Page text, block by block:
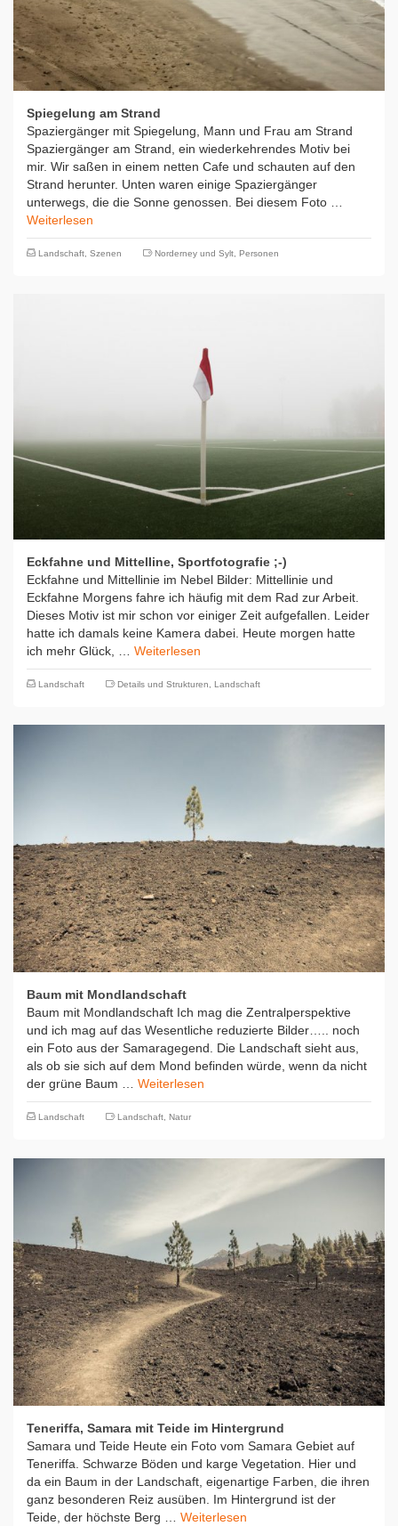
Spiegelung am Strand
Spaziergänger mit Spiegelung, Mann und Frau am Strand
Spaziergänger am Strand, ein wiederkehrendes Motiv bei
mir. Wir saßen in einem netten Cafe und schauten auf den
Strand herunter. Unten waren einige Spaziergänger
unterwegs, die die Sonne genossen. Bei diesem Foto …
Weiterlesen
Landschaft, Szenen Norderney und Sylt, Personen
Eckfahne und Mittelline, Sportfotografie ;-)
Eckfahne und Mittellinie im Nebel Bilder: Mittellinie und
Eckfahne Morgens fahre ich häufig mit dem Rad zur Arbeit.
Dieses Motiv ist mir schon vor einiger Zeit aufgefallen. Leider
hatte ich damals keine Kamera dabei. Heute morgen hatte
ich mehr Glück, … Weiterlesen
Landschaft Details und Strukturen Landschaft
Baum mit Mondlandschaft
Baum mit Mondlandschaft Ich mag die Zentralperspektive
und ich mag auf das Wesentliche reduzierte Bilder….. noch
ein Foto aus der Samaragegend. Die Landschaft sieht aus,
als ob sie sich auf dem Mond befinden würde, wenn da nicht
der grüne Baum … Weiterlesen
Landschaft Landschaft, Natur
Teneriffa, Samara mit Teide im Hintergrund
Samara und Teide Heute ein Foto vom Samara Gebiet auf
Teneriffa. Schwarze Böden und karge Vegetation. Hier und
da ein Baum in der Landschaft, eigenartige Farben, die ihren
ganz besonderen Reiz ausüben. Im Hintergrund ist der
Teide, der höchste Berg … Weiterlesen